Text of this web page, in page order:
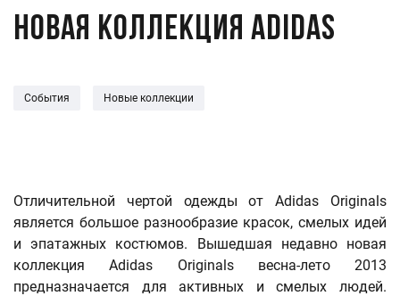
Новая коллекция Adidas
События Новые коллекции
Отличительной чертой одежды от Adidas Originals
является большое разнообразие красок, смелых идей
и эпатажных костюмов. Вышедшая недавно новая
коллекция Adidas Originals весна-лето 2013
предназначается для активных и смелых людей.